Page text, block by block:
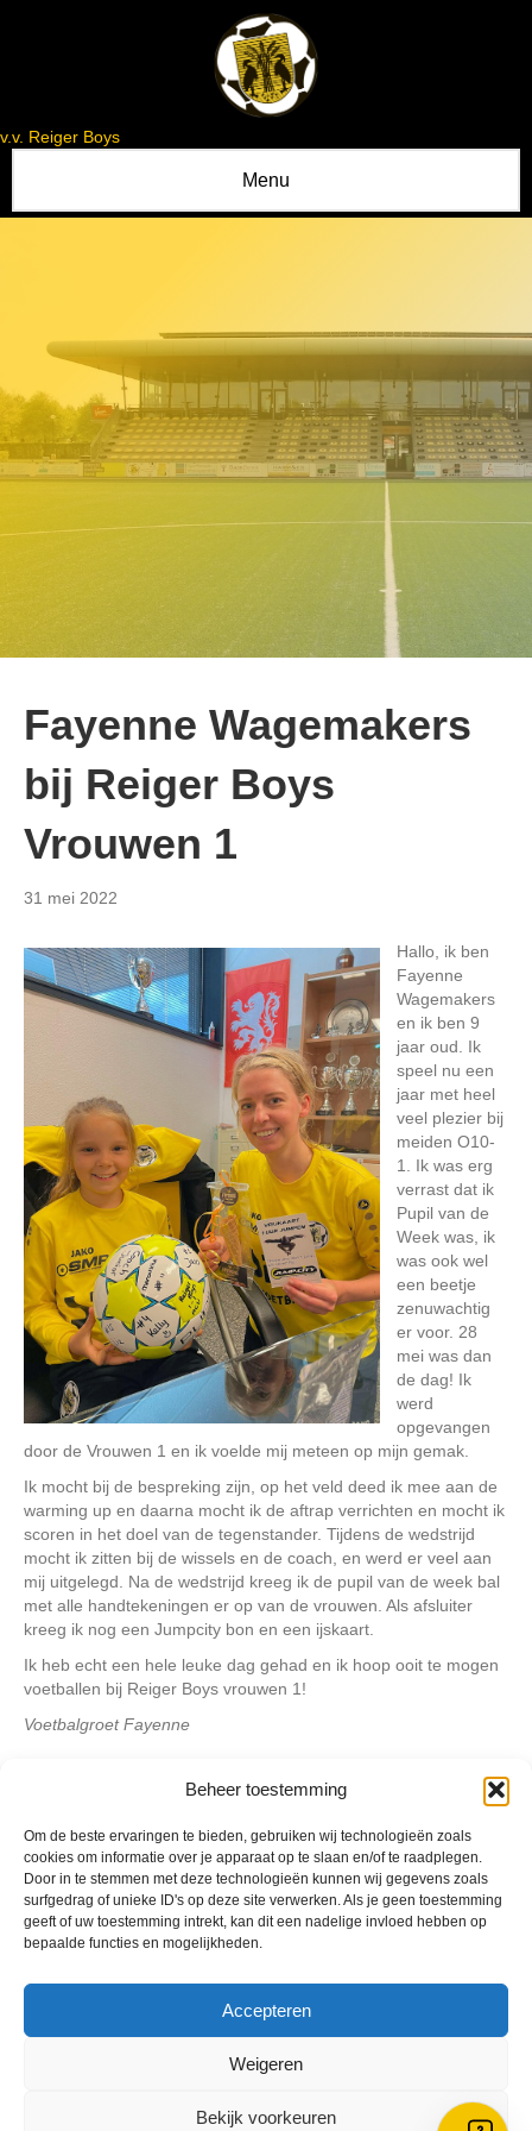
Beheer toestemming
Om de beste ervaringen te bieden, gebruiken wij technologieën zoals
cookies om informatie over je apparaat op te slaan en/of te raadplegen.
Door in te stemmen met deze technologieën kunnen wij gegevens zoals
surfgedrag of unieke ID's op deze site verwerken. Als je geen toestemming
geeft of uw toestemming intrekt, kan dit een nadelige invloed hebben op
bepaalde functies en mogelijkheden.
Accepteren
Weigeren
Bekijk voorkeuren
v.v. Reiger Boys
Menu
Fayenne Wagemakers
bij Reiger Boys
Vrouwen 1
31 mei 2022
Hallo, ik ben
Fayenne
Wagemakers
en ik ben 9
jaar oud. Ik
speel nu een
jaar met heel
veel plezier bij
meiden O10-
1. Ik was erg
verrast dat ik
Pupil van de
Week was, ik
was ook wel
een beetje
zenuwachtig
er voor. 28
mei was dan
de dag! Ik
werd
opgevangen
door de Vrouwen 1 en ik voelde mij meteen op mijn gemak.
Ik mocht bij de bespreking zijn, op het veld deed ik mee aan de
warming up en daarna mocht ik de aftrap verrichten en mocht ik
scoren in het doel van de tegenstander. Tijdens de wedstrijd
mocht ik zitten bij de wissels en de coach, en werd er veel aan
mij uitgelegd. Na de wedstrijd kreeg ik de pupil van de week bal
met alle handtekeningen er op van de vrouwen. Als afsluiter
kreeg ik nog een Jumpcity bon en een ijskaart.
Ik heb echt een hele leuke dag gehad en ik hoop ooit te mogen
voetballen bij Reiger Boys vrouwen 1!
Voetbalgroet Fayenne
Berichten seizoen 2021-2022
VV Reiger Boys